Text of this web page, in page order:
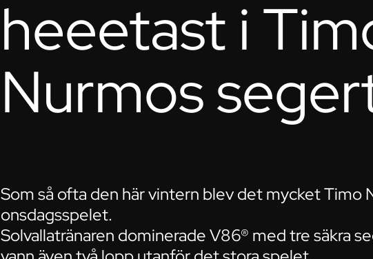
heeetast i
Nurmos
Som så ofta den här vintern blev det mycket Timo
onsdagsspelet.
Solvallatränaren dominerade V86® med tre säkra